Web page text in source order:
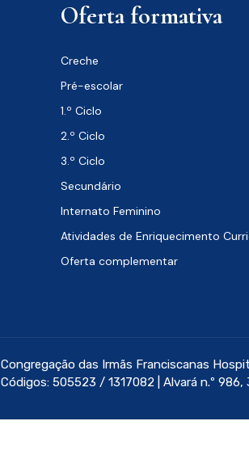
Oferta formativa
Creche
Pré-escolar
1.º Ciclo
2.º Ciclo
3.º Ciclo
Secundário
Internato Feminino
Atividades de Enriquecimento
Oferta complementar
Congregação das Irmãs Franciscanas
Códigos: 505523 / 1317082 | Alvará n.º